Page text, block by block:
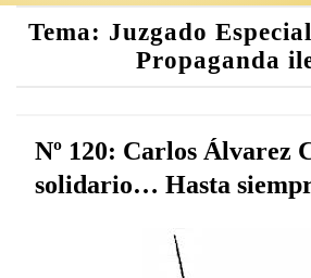
Tema: Juzgado
Propaganda
Nº 120: Carlos Álvarez
solidario… Hasta